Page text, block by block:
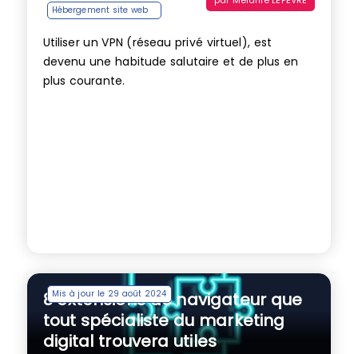
Hébergement site web
Utiliser un VPN (réseau privé virtuel), est
devenu une habitude salutaire et de plus en
plus courante.
Mis à jour le 29 août 2024
8 extensions de navigateur que
tout spécialiste du marketing
digital trouvera utiles